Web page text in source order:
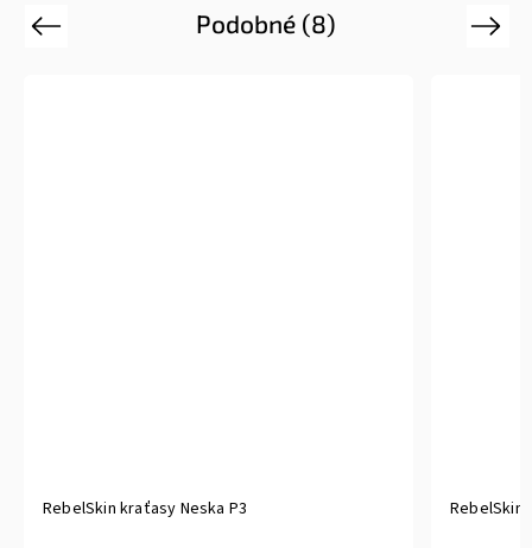
Podobné (8)
Previous
RebelSkin kraťasy Neska P3 RebelSkin
Next